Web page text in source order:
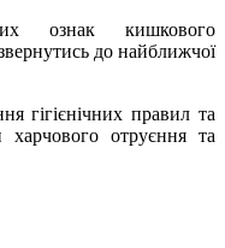
ознак кишкового
до найближчої
гігієнічних правил та
отруєння та